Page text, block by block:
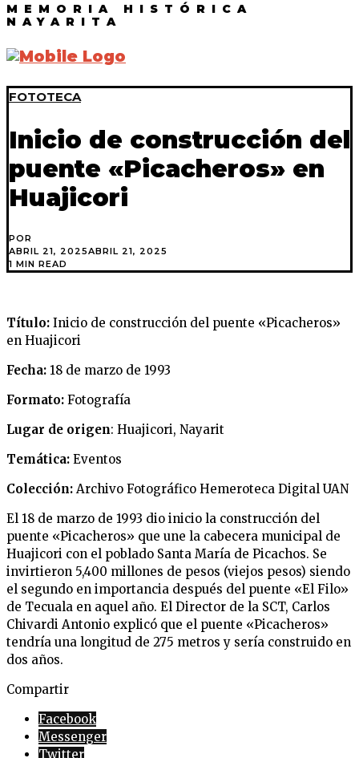
MEMORIA HISTÓRICA
NAYARITA
FOTOTECA
Inicio de construcción del
puente «Picacheros» en
Huajicori
POR
ABRIL 21, 2025ABRIL 21, 2025
1 MIN READ
Título: Inicio de construcción del puente «Picacheros»
en Huajicori
Fecha: 18 de marzo de 1993
Formato: Fotografía
Lugar de origen: Huajicori, Nayarit
Temática: Eventos
Colección: Archivo Fotográfico Hemeroteca Digital UAN
El 18 de marzo de 1993 dio inicio la construcción del
puente «Picacheros» que une la cabecera municipal de
Huajicori con el poblado Santa María de Picachos. Se
invirtieron 5,400 millones de pesos (viejos pesos) siendo
el segundo en importancia después del puente «El Filo»
de Tecuala en aquel año. El Director de la SCT, Carlos
Chivardi Antonio explicó que el puente «Picacheros»
tendría una longitud de 275 metros y sería construido en
dos años.
Compartir
Facebook
Messenger
Twitter